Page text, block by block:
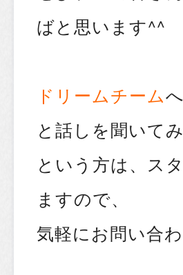
ばと思います^^
ドリームチーム
と話しを聞いてみ
という方は、ス
ますので、
気軽にお問い合